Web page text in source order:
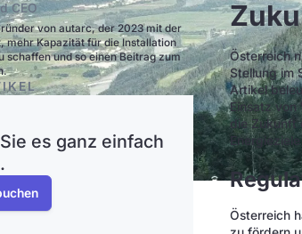
CEO
von autarc, der 2023 mit der
mehr Kapazität für die Installation
schaffen und so einen Beitrag zum
es ganz einfach
Österreich
Stellung im
Artikel
Einsatz von
die Zukunft
Österreich